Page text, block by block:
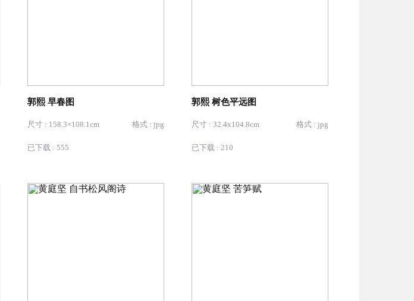
郭熙 早春图
尺寸 : 158.3×108.1cm 格式 : jpg
已下载 : 555
郭熙 树色平远图
尺寸 : 32.4x104.8cm 格式 : jpg
已下载 : 210